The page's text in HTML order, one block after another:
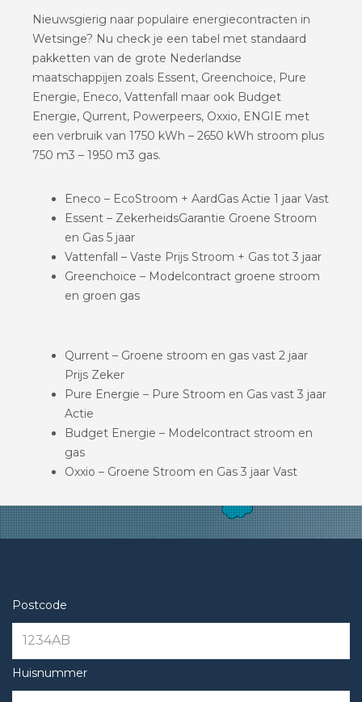
Nieuwsgierig naar populaire energiecontracten in
Wetsinge? Nu check je een tabel met standaard
pakketten van de grote Nederlandse
maatschappijen zoals Essent, Greenchoice, Pure
Energie, Eneco, Vattenfall maar ook Budget
Energie, Qurrent, Powerpeers, Oxxio, ENGIE met
een verbruik van 1750 kWh – 2650 kWh stroom plus
750 m3 – 1950 m3 gas.
Eneco – EcoStroom + AardGas Actie 1 jaar Vast
Essent – ZekerheidsGarantie Groene Stroom
en Gas 5 jaar
Vattenfall – Vaste Prijs Stroom + Gas tot 3 jaar
Greenchoice – Modelcontract groene stroom
en groen gas
Qurrent – Groene stroom en gas vast 2 jaar
Prijs Zeker
Pure Energie – Pure Stroom en Gas vast 3 jaar
Actie
Budget Energie – Modelcontract stroom en
gas
Oxxio – Groene Stroom en Gas 3 jaar Vast
Postcode
Huisnummer